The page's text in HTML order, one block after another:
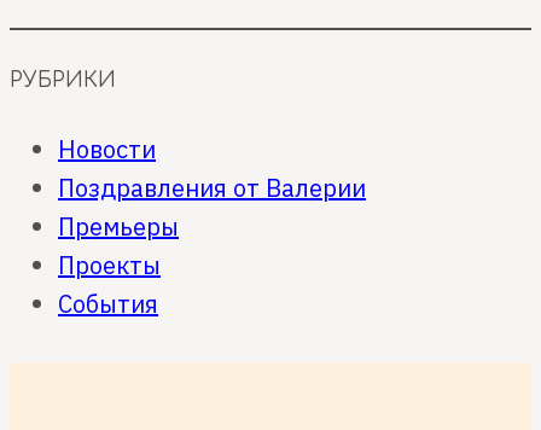
РУБРИКИ
Новости
Поздравления от Валерии
Премьеры
Проекты
События